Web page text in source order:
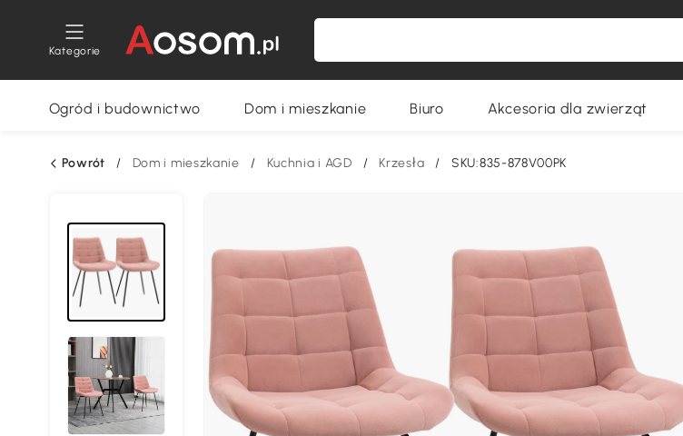
Kategorie
Ogród i budownictwo Dom i mieszkanie Biuro Akcesoria dla zwierząt
Powrót / Dom i mieszkanie / Kuchnia i AGD / Krzesła / SKU:835-878V00PK